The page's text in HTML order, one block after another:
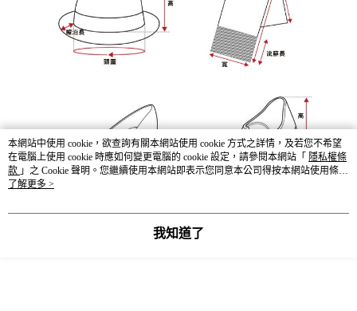
本網站中使用 cookie，欲查詢有關本網站使用 cookie 方式之詳情，及若您不希望
在電腦上使用 cookie 時應如何變更電腦的 cookie 設定，請參閱本網站「 隱私權條
款 」之 Cookie 聲明。您繼續使用本網站即表示您同意本公司得按本網站使用條款
之 Cookie 聲明使用 cookie。
了解更多 >
我知道了